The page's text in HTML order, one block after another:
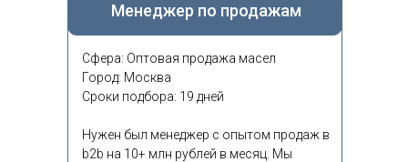
Менеджер по продажам
Сфера: Оптовая продажа масел
Город: Москва
Сроки подбора: 19 дней
Нужен был менеджер с опытом продаж в
b2b на 10+ млн рублей в месяц. Мы